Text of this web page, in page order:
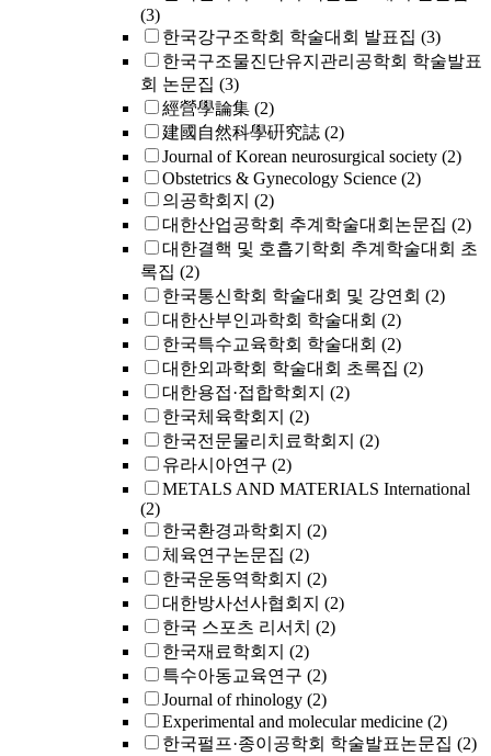
(3)
한국강구조학회 학술대회 발표집 (3)
한국구조물진단유지관리공학회 학술발표
회 논문집 (3)
經營學論集 (2)
建國自然科學硏究誌 (2)
Journal of Korean neurosurgical society (2)
Obstetrics & Gynecology Science (2)
의공학회지 (2)
대한산업공학회 추계학술대회논문집 (2)
대한결핵 및 호흡기학회 추계학술대회 초
록집 (2)
한국통신학회 학술대회 및 강연회 (2)
대한산부인과학회 학술대회 (2)
한국특수교육학회 학술대회 (2)
대한외과학회 학술대회 초록집 (2)
대한용접·접합학회지 (2)
한국체육학회지 (2)
한국전문물리치료학회지 (2)
유라시아연구 (2)
METALS AND MATERIALS International
(2)
한국환경과학회지 (2)
체육연구논문집 (2)
한국운동역학회지 (2)
대한방사선사협회지 (2)
한국 스포츠 리서치 (2)
한국재료학회지 (2)
특수아동교육연구 (2)
Journal of rhinology (2)
Experimental and molecular medicine (2)
한국펄프·종이공학회 학술발표논문집 (2)